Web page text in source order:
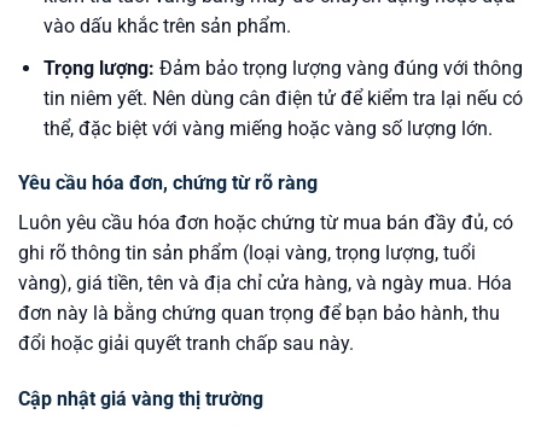
vào dấu khắc trên sản phẩm.
Trọng lượng: Đảm bảo trọng lượng vàng đúng với thông
tin niêm yết. Nên dùng cân điện tử để kiểm tra lại nếu có
thể, đặc biệt với vàng miếng hoặc vàng số lượng lớn.
Yêu cầu hóa đơn, chứng từ rõ ràng
Luôn yêu cầu hóa đơn hoặc chứng từ mua bán đầy đủ, có
ghi rõ thông tin sản phẩm (loại vàng, trọng lượng, tuổi
vàng), giá tiền, tên và địa chỉ cửa hàng, và ngày mua. Hóa
đơn này là bằng chứng quan trọng để bạn bảo hành, thu
đổi hoặc giải quyết tranh chấp sau này.
Cập nhật giá vàng thị trường